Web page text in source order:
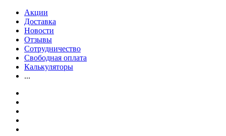
Акции
Доставка
Новости
Отзывы
Сотрудничество
Свободная оплата
Калькуляторы
...